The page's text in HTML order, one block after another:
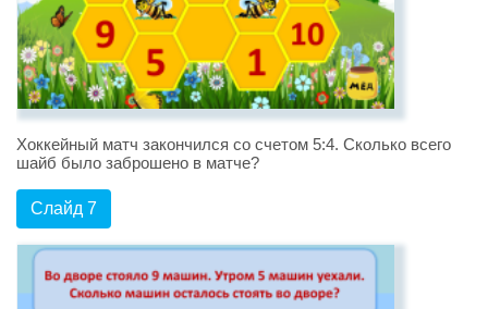
Хоккейный матч закончился со счетом 5:4. Сколько всего
шайб было заброшено в матче?
Слайд 7